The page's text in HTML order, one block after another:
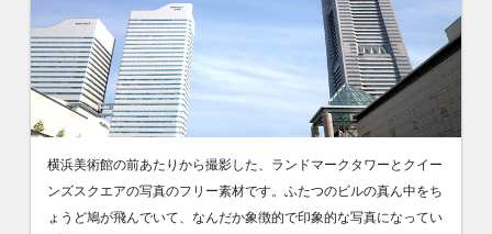
横浜美術館の前あたりから撮影した、ランドマークタワーとクイー
ンズスクエアの写真のフリー素材です。ふたつのビルの真ん中をち
ょうど鳩が飛んでいて、なんだか象徴的で印象的な写真になってい